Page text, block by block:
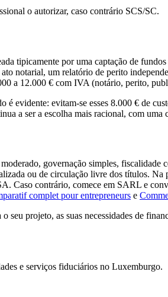
o autorizar, caso contrário SCS/SC.
tipicamente por uma captação de
notarial, um relatório de perito
a 12.000 € com IVA (notário, perito,
evidente: evitam-se esses 8.000 € de
a ser a escolha mais racional, com uma
governação simples,
ou de circulação livre dos títulos. Na
Caso contrário, comece em SARL e
complet pour entrepreneurs e
seu projeto, as suas necessidades de
e serviços fiduciários no Luxemburgo.